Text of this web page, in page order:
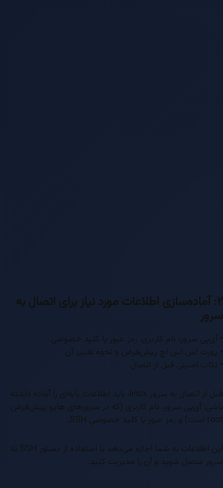
۲: آماده‌سازی اطلاعات مورد نیاز برای اتصال به
سرور
• آی‌پی سرور، نام کاربری، رمز عبور یا کلید خصوصی
• پورت اس اس اچ پیش‌فرض و نحوه تغییر آن
• نکات امنیتی قبل از اتصال
قبل از اتصال به سرور linux، باید اطلاعات پایه‌ای را آماده داشته
باشی: آی‌پی سرور، نام کاربری (که در سرورهای هایو پیش‌فرض
root است) و رمز عبور یا کلید خصوصی SSH.
این اطلاعات به شما اجازه می‌دهد با استفاده از دستور SSH به
سرور متصل شوید و آن را مدیریت کنید.